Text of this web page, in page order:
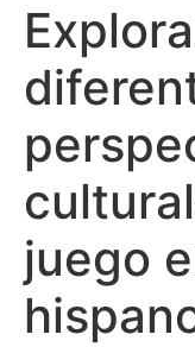
juego